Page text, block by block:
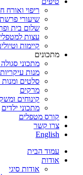
ריפוי ואורח
שיעורי
שלום בית
עצות
קיימות
מתכונים
מתכוני סגולה
מנות עיקריות
סלטים
מרקים
קינוחים
מתכוני ילדים
קורס מטפלים
צרו קשר
English
עמוד הבית
אודות
אודות סיגי